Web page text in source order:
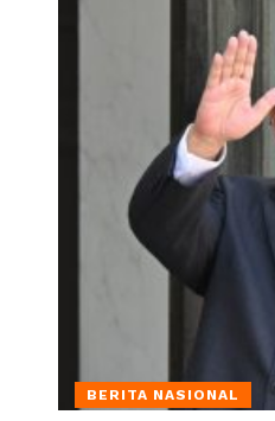
BERITA NASIONAL